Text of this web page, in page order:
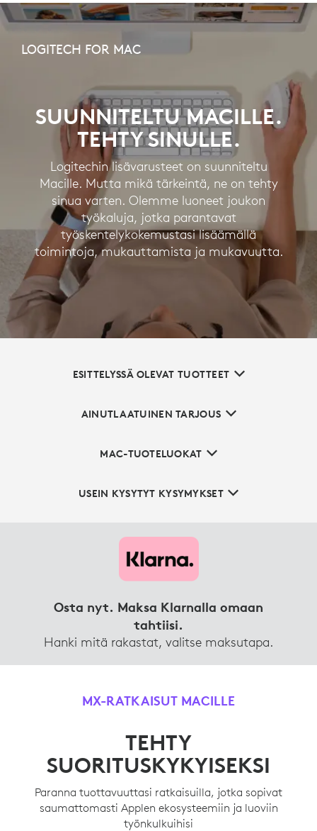
LOGITECH
FOR
LOGITECH FOR MAC
SUUNNITELTU MACILLE.
TEHTY SINULLE.
Logitechin lisävarusteet on suunniteltu
Macille. Mutta mikä tärkeintä, ne on tehty
sinua varten. Olemme luoneet joukon
työkaluja, jotka parantavat
työskentelykokemustasi lisäämällä
toimintoja, mukauttamista ja mukavuutta.
ESITTELYSSÄ OLEVAT TUOTTEET
AINUTLAATUINEN TARJOUS
MAC-TUOTELUOKAT
USEIN KYSYTYT KYSYMYKSET
Osta nyt. Maksa Klarnalla omaan
tahtiisi.
Hanki mitä rakastat, valitse maksutapa.
MX-RATKAISUT MACILLE
TEHTY
SUORITUSKYKYISEKSI
Paranna tuottavuuttasi ratkaisuilla, jotka sopivat
saumattomasti Applen ekosysteemiin ja luoviin
työnkulkuihisi